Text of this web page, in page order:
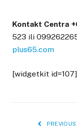
Kontakt Centra
523 ili
plus65.com
[widgetkit id=107]